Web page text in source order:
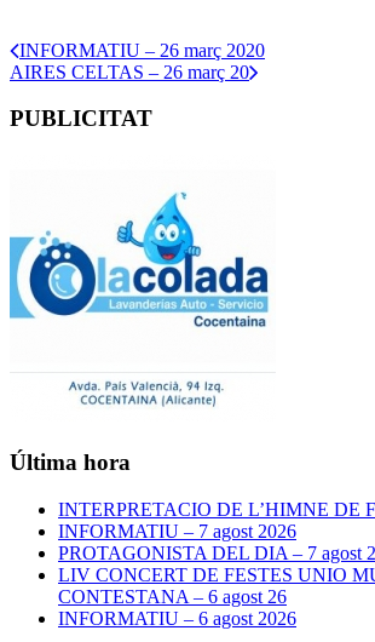
INFORMATIU – 26 març 2020
AIRES CELTAS – 26 març 20
PUBLICITAT
Última hora
INTERPRETACIO DE L’HIMNE DE
INFORMATIU – 7 agost 2026
PROTAGONISTA DEL DIA – 7 agost
LIV CONCERT DE FESTES UNIO
CONTESTANA – 6 agost 26
INFORMATIU – 6 agost 2026